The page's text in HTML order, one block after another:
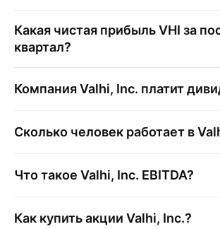
Какая чистая прибыльVHI за
квартал?
КомпанияValhi, Inc. платит
Сколько человек работает в
Что такое Valhi, Inc. EBITDA?
Как купить акции Valhi, Inc.?